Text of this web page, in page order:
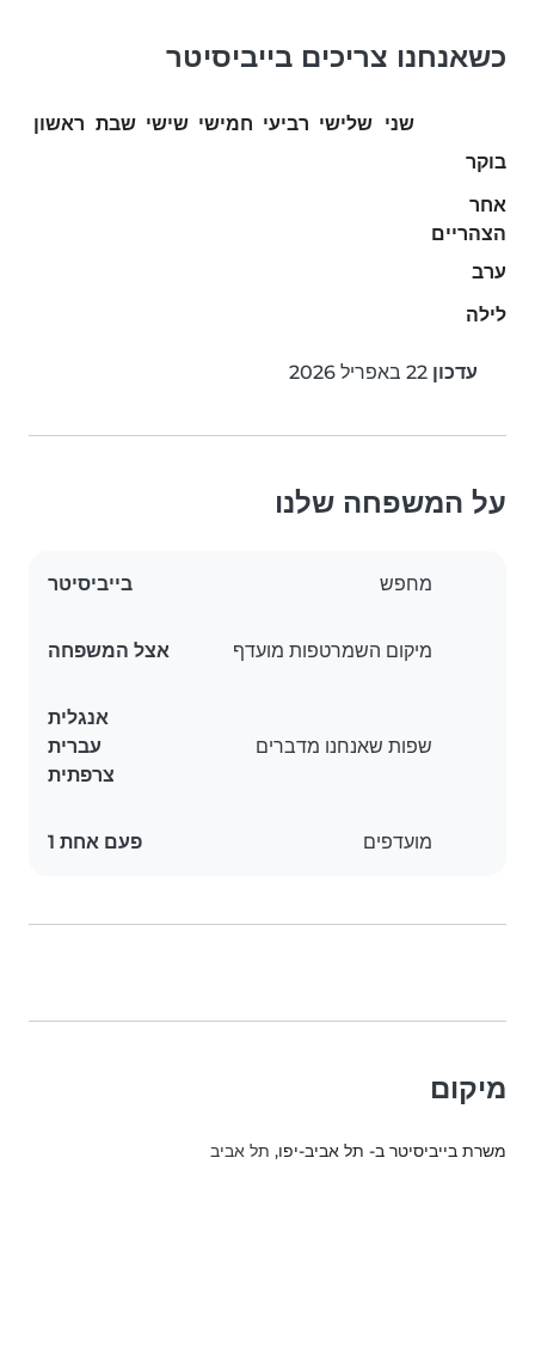
כשאנחנו צריכים בייביסיטר
שני שלישי רביעי חמישי שישי שבת ראשון
בוקר
אחר
הצהריים
ערב
לילה
עדכון
על המשפחה שלנו
מחפש בייביסיטר
מיקום השמרטפות מועדף אצל המשפחה
שפות שאנחנו מדברים
אנגלית
עברית
צרפתית
מועדפים פעם אחת 1
מיקום
משרת בייביסיטר ב- תל אביב-יפו, תל אביב